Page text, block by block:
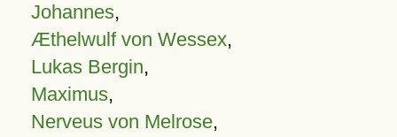
Johannes,
Æthelwulf von Wessex,
Lukas Bergin,
Maximus,
Nerveus von Melrose,